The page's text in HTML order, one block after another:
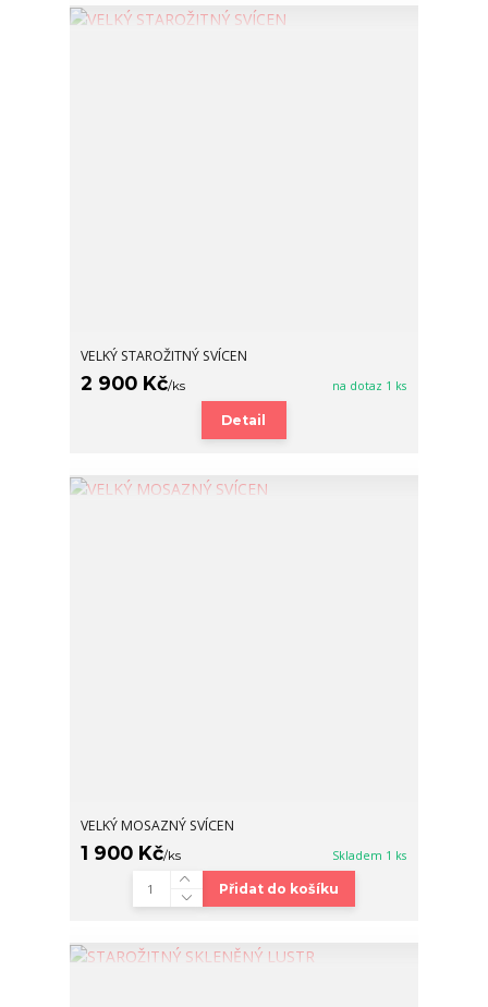
VELKÝ STAROŽITNÝ SVÍCEN
2 900 Kč/ks na dotaz 1 ks
Detail
VELKÝ MOSAZNÝ SVÍCEN
1 900 Kč/ks Skladem 1 ks
Přidat do košíku